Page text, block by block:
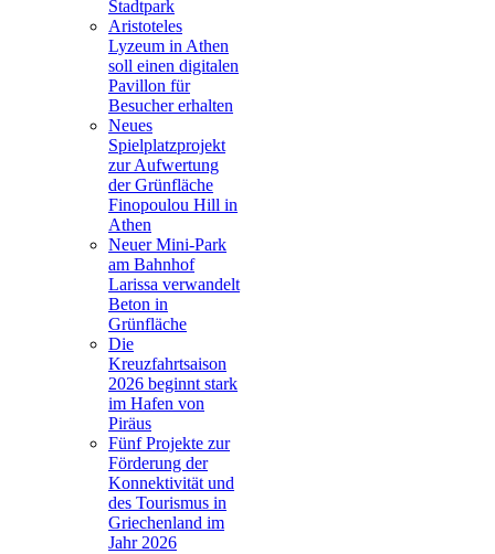
Stadtpark
Aristoteles
Lyzeum in Athen
soll einen digitalen
Pavillon für
Besucher erhalten
Neues
Spielplatzprojekt
zur Aufwertung
der Grünfläche
Finopoulou Hill in
Athen
Neuer Mini-Park
am Bahnhof
Larissa verwandelt
Beton in
Grünfläche
Die
Kreuzfahrtsaison
2026 beginnt stark
im Hafen von
Piräus
Fünf Projekte zur
Förderung der
Konnektivität und
des Tourismus in
Griechenland im
Jahr 2026